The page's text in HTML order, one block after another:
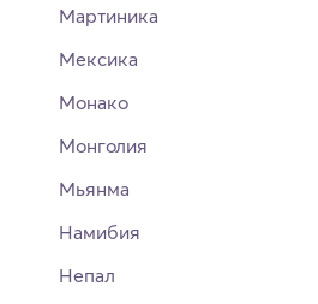
Мартиника
Мексика
Монако
Монголия
Мьянма
Намибия
Непал